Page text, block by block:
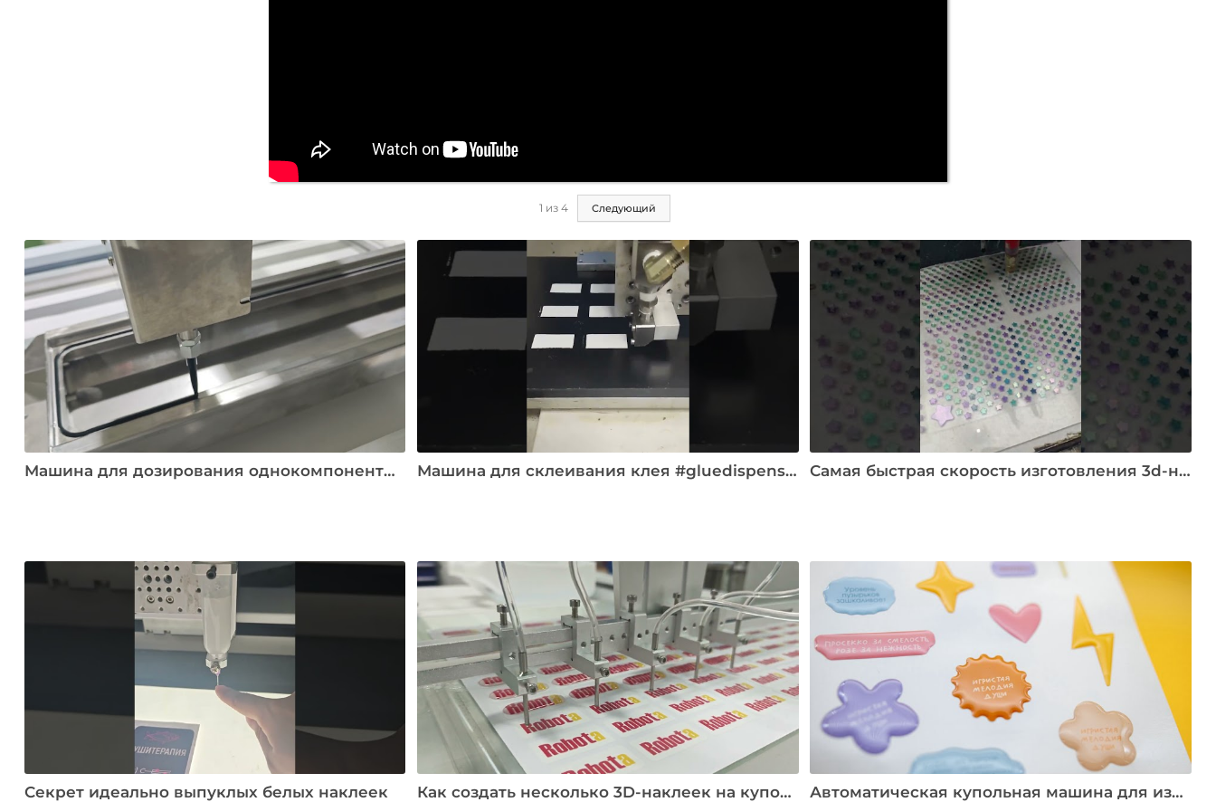
1 из 4 Следующий
Машина для дозирования однокомпонентного силикона 2000*900 мм Машина для склеивания клея #gluedispenser Самая быстрая скорость изготовления 3d-наклеек на купол, которую вы никогда не видели #фабрика #diycraft #машина #3dстикер
Секрет идеально выпуклых белых наклеек Как создать несколько 3D-наклеек на купол одновременно? Автоматическая купольная машина для изготовления 3D-этикеток/наклеек/брелоков/паспортных табличек